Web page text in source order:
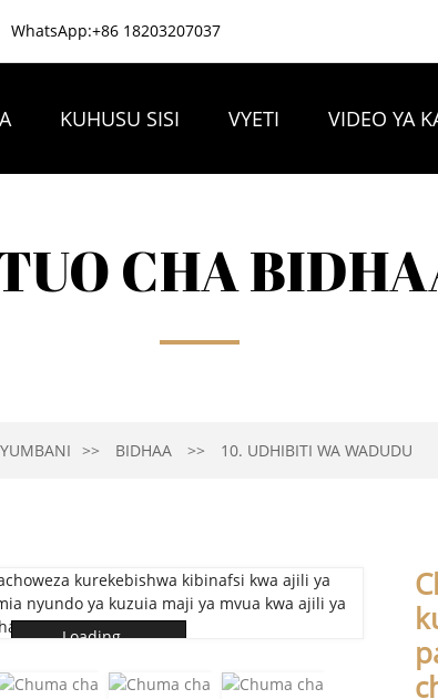
WhatsApp:+86 18203207037
KUHUSU SISI VYETI VIDEO YA
CHA
BIDHAA 10. UDHIBITI WA WADUDU
Loading...